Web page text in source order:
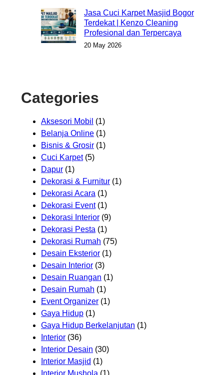
Jasa Cuci Karpet Masjid Bogor
Terdekat | Kenzo Cleaning
Profesional dan Terpercaya
20 May 2026
Categories
Aksesori Mobil (1)
Belanja Online (1)
Bisnis & Grosir (1)
Cuci Karpet(5)
Dapur (1)
Dekorasi & Furnitur (1)
Dekorasi Acara (1)
Dekorasi Event(1)
Dekorasi Interior (9)
Dekorasi Pesta (1)
Dekorasi Rumah (75)
Desain Eksterior (1)
Desain Interior (3)
Desain Ruangan (1)
Desain Rumah (1)
Event Organizer (1)
Gaya Hidup (1)
Gaya Hidup Berkelanjutan (1)
Interior (36)
Interior Desain (30)
Interior Masjid (1)
Interior Mushola (1)